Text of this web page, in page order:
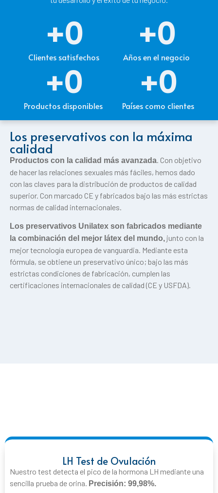
Clientes satisfechos
+0
Años en el negocio
+0
Productos disponibles
+0
Países como clientes
+0
Los preservativos con la máxima
calidad
Productos con la calidad más avanzada . Con objetivo
de hacer las relaciones sexuales más fáciles, hemos dado
con las claves para la distribución de productos de calidad
superior. Con marcado CE y fabricados bajo las más estrictas
normas de calidad internacionales.
Los preservativos Unilatex son fabricados mediante
la combinación del mejor látex del mundo, junto con la
mejor tecnología europea de vanguardia. Mediante esta
fórmula, se obtiene un preservativo único; bajo las más
estrictas condiciones de fabricación, cumplen las
certificaciones internacionales de calidad (CE y USFDA).
LH Test de Ovulación
Nuestro test detecta el pico de la hormona LH mediante una
sencilla prueba de orina.
Precisión: 99,98%.